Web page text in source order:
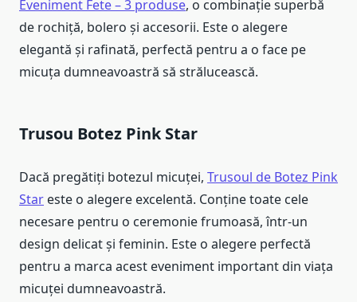
Eveniment Fete – 3 produse, o combinație superbă
de rochiță, bolero și accesorii. Este o alegere
elegantă și rafinată, perfectă pentru a o face pe
micuța dumneavoastră să strălucească.
Trusou Botez Pink Star
Dacă pregătiți botezul micuței, Trusoul de Botez Pink
Star este o alegere excelentă. Conține toate cele
necesare pentru o ceremonie frumoasă, într-un
design delicat și feminin. Este o alegere perfectă
pentru a marca acest eveniment important din viața
micuței dumneavoastră.